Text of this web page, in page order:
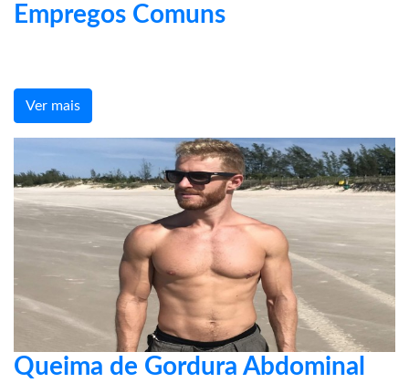
Empregos Comuns
Ver mais
Queima de Gordura Abdominal